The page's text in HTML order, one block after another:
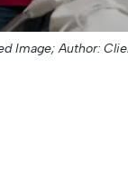
Image; Author: